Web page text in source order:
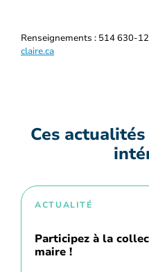
Renseignements : 514 630-
claire.ca
Ces
ACTUALITÉ
Participez à la
maire !